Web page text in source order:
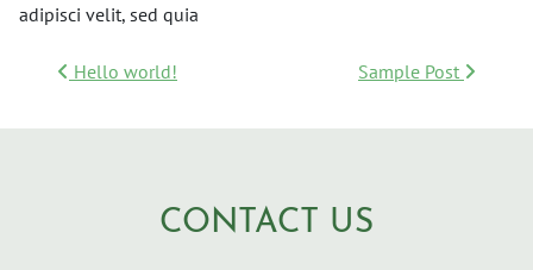
adipisci velit, sed quia
POST NAVIGATION
Hello world! Sample Post
CONTACT US